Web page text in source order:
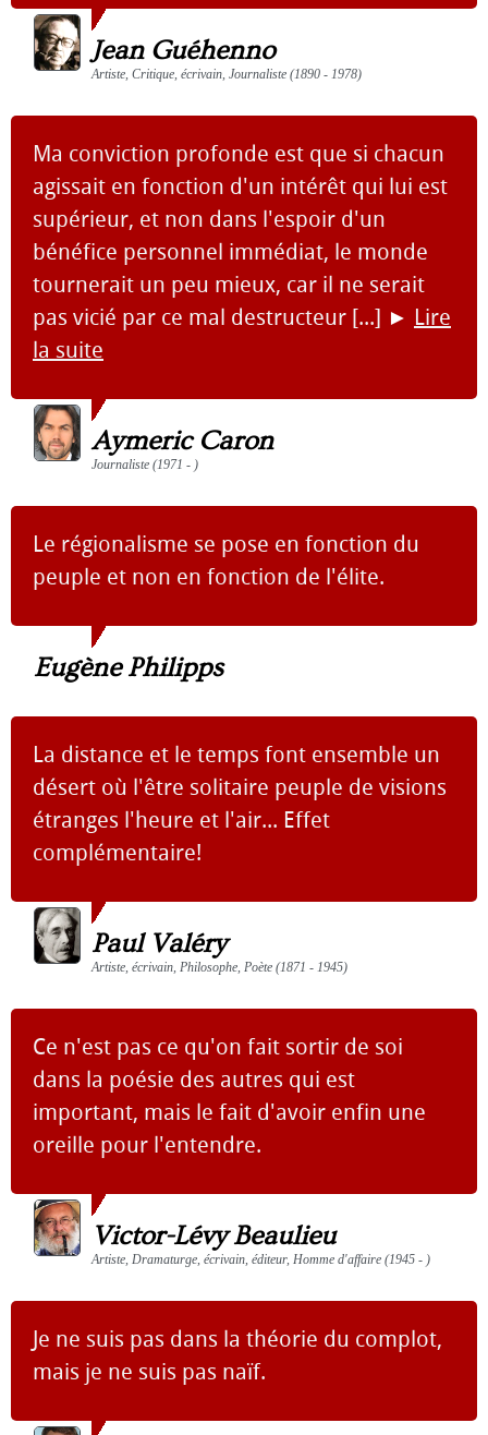
Jean Guéhenno
Artiste, Critique, écrivain, Journaliste (1890 - 1978)
Ma conviction profonde est que si chacun
agissait en fonction d'un intérêt qui lui est
supérieur, et non dans l'espoir d'un
bénéfice personnel immédiat, le monde
tournerait un peu mieux, car il ne serait
pas vicié par ce mal destructeur [...] ► Lire
la suite
Aymeric Caron
Journaliste (1971 - )
Le régionalisme se pose en fonction du
peuple et non en fonction de l'élite.
Eugène Philipps
La distance et le temps font ensemble un
désert où l'être solitaire peuple de visions
étranges l'heure et l'air... Effet
complémentaire!
Paul Valéry
Artiste, écrivain, Philosophe, Poète (1871 - 1945)
Ce n'est pas ce qu'on fait sortir de soi
dans la poésie des autres qui est
important, mais le fait d'avoir enfin une
oreille pour l'entendre.
Victor-Lévy Beaulieu
Artiste, Dramaturge, écrivain, éditeur, Homme d'affaire (1945 - )
Je ne suis pas dans la théorie du complot,
mais je ne suis pas naïf.